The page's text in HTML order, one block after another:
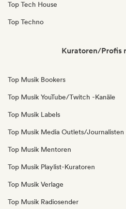
Top Tech House
Top Techno
Kuratoren/Profis
Top Musik Bookers
Top Musik YouTube/Twitch -Kanäle
Top Musik Labels
Top Musik Media Outlets/Journalisten
Top Musik Mentoren
Top Musik Playlist-Kuratoren
Top Musik Verlage
Top Musik Radiosender